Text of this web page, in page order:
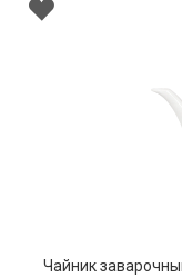
Чайник